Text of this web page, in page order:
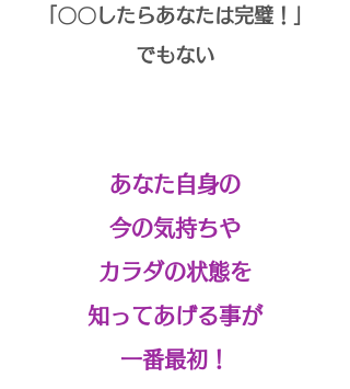
「〇〇したらあなたは完璧！」
でもない
あなた自身の
今の気持ちや
カラダの状態を
知ってあげる事が
一番最初 ！